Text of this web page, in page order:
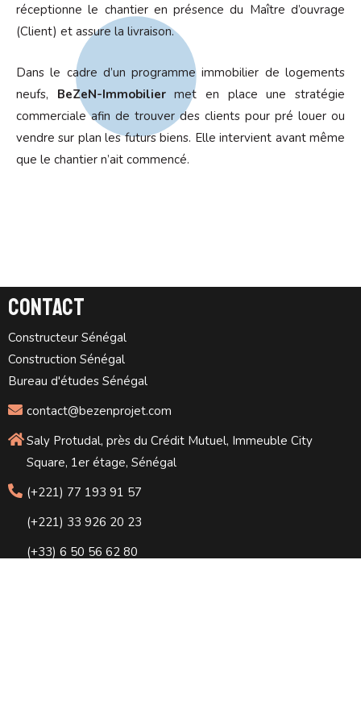
réceptionne le chantier en présence du Maître d’ouvrage
(Client) et assure la livraison.
Dans le cadre d’un programme immobilier de logements
neufs, BeZeN-Immobiliermet en place une stratégie
commerciale afin de trouver des clients pour pré louer ou
vendre sur plan les futurs biens. Elle intervient avant même
que le chantier n’ait commencé.
Contact
Constructeur Sénégal
Construction Sénégal
Bureau d'études Sénégal
contact@bezenprojet.com
Saly Protudal, près du Crédit Mutuel, Immeuble City
Square, 1er étage, Sénégal
(+221) 77 193 91 57
(+221) 33 926 20 23
(+33) 6 50 56 62 80